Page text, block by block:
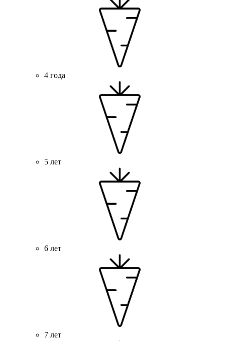
4 года
5 лет
6 лет
7 лет